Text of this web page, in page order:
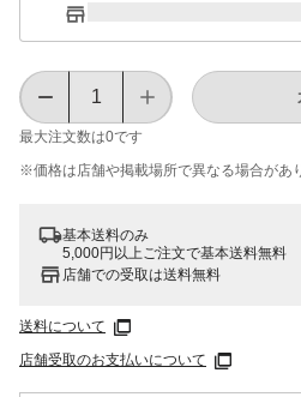
最大注文数は0です
※価格は​店舗や​掲載場所で​異なる​場合が​あ
基本送料のみ
5,000円以上ご注文で基本送料無料
店舗での受取は送料無料
送料について
店舗受取のお支払いについて